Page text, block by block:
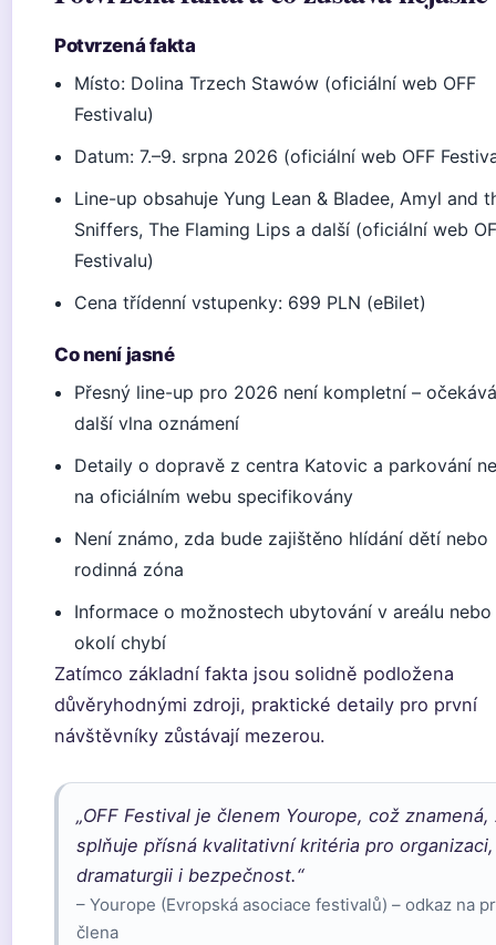
Potvrzená fakta
Místo: Dolina Trzech Stawów (oficiální web OFF
Festivalu)
Datum: 7.–9. srpna 2026 (oficiální web OFF
Line-up obsahuje Yung Lean & Bladee, Amyl and
Sniffers, The Flaming Lips a další (oficiální web
Festivalu)
Cena třídenní vstupenky: 699 PLN (eBilet)
Co není jasné
Přesný line-up pro 2026 není kompletní –
další vlna oznámení
Detaily o dopravě z centra Katovic a parkování
na oficiálním webu specifikovány
Není známo, zda bude zajištěno hlídání dětí nebo
rodinná zóna
Informace o možnostech ubytování v areálu
okolí chybí
Zatímco základní fakta jsou solidně podložena
důvěryhodnými zdroji, praktické detaily pro první
návštěvníky zůstávají mezerou.
„OFF Festival je členem Yourope, což znamená,
splňuje přísná kvalitativní kritéria pro organizaci,
dramaturgii i bezpečnost.“
– Yourope (Evropská asociace festivalů) – odkaz na
člena